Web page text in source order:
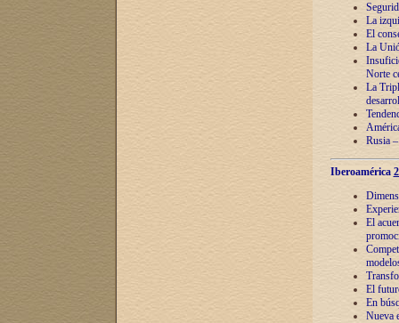
La
El
La
Norte
La
Rusia
Iberoamérica
El
El
En
Nueva